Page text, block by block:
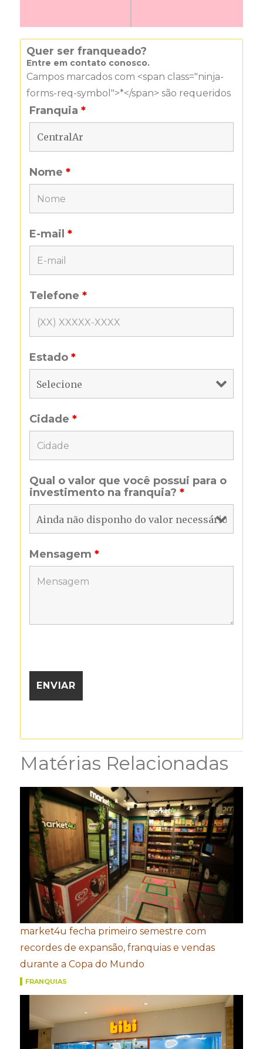
Quer ser franqueado?
Entre em contato conosco.
Campos marcados com <span class="ninja-
forms-req-symbol">*</span> são requeridos
Franquia*
Nome*
E-mail*
Telefone*
Estado*
Cidade*
Qual o valor que você possui para o
investimento na franquia?*
Mensagem*
Matérias Relacionadas
market4u fecha primeiro semestre com
recordes de expansão, franquias e vendas
durante a Copa do Mundo
FRANQUIAS